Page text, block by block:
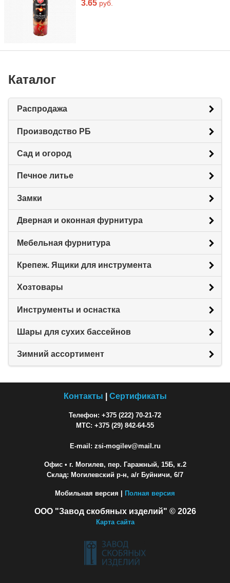
3.65 руб.
Каталог
Распродажа
Производство РБ
Сад и огород
Печное литье
Замки
Дверная и оконная фурнитура
Мебельная фурнитура
Крепеж. Ящики для инструмента
Хозтовары
Инструменты и оснастка
Шары для сухих бассейнов
Зимний ассортимент
Контакты Сертификаты
Телефон: +375 (222) 70-21-72
МТС: +375 (29) 842-64-55
E-mail: zsi-mogilev@mail.ru
Офис• г. Могилев, пер. Гаражный, 15Б, к.2
Склад: Могилевский р-н, а/г Буйничи, 6/7
Мобильная версия | Полная версия
ООО "Завод скобяных изделий" © 2026
Карта сайта